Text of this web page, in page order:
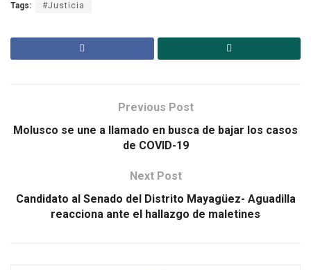
Tags: #Justicia
Previous Post
Molusco se une a llamado en busca de bajar los casos
de COVID-19
Next Post
Candidato al Senado del Distrito Mayagüez- Aguadilla
reacciona ante el hallazgo de maletines